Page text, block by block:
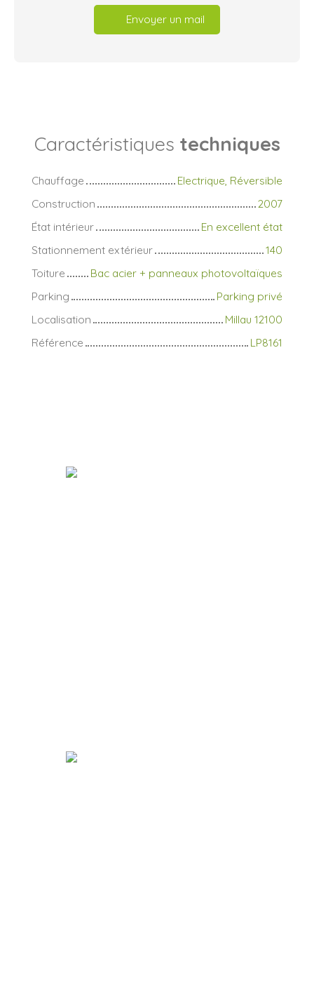
Envoyer un mail
Caractéristiques techniques
Chauffage
Electrique, Réversible
Construction
2007
État intérieur
En excellent état
Stationnement extérieur
140
Toiture
Bac acier + panneaux photovoltaïques
Parking
Parking privé
Localisation
Millau 12100
Référence
LP8161